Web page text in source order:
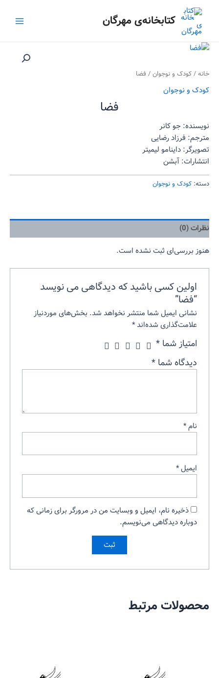
کتابخانه‌ی مهرگان
Menu
خانه/کودک و نوجوان/ فضا
کودک و نوجوان
فضا
نویسنده: جو کانر
مترجم: فرزاد رضایی
تصویرگر: داینامو لیمیتر
انتشارات: آبشن
دسته: کودک و نوجوان
نظرات (0)
هنوز بررسی‌ای ثبت نشده است.
اولین کسی باشید که دیدگاهی می نویسد
“فضا”
نشانی ایمیل شما منتشر نخواهد شد. بخش‌های موردنیاز
علامت‌گذاری شده‌اند*
امتیاز شما*
دیدگاه شما*
نام*
ایمیل*
ذخیره نام، ایمیل و وبسایت من در مرورگر برای زمانی که
دوباره دیدگاهی می‌نویسم.
محصولات مرتبط